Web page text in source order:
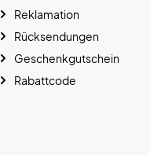
Reklamation
Rücksendungen
Geschenkgutschein
Rabattcode